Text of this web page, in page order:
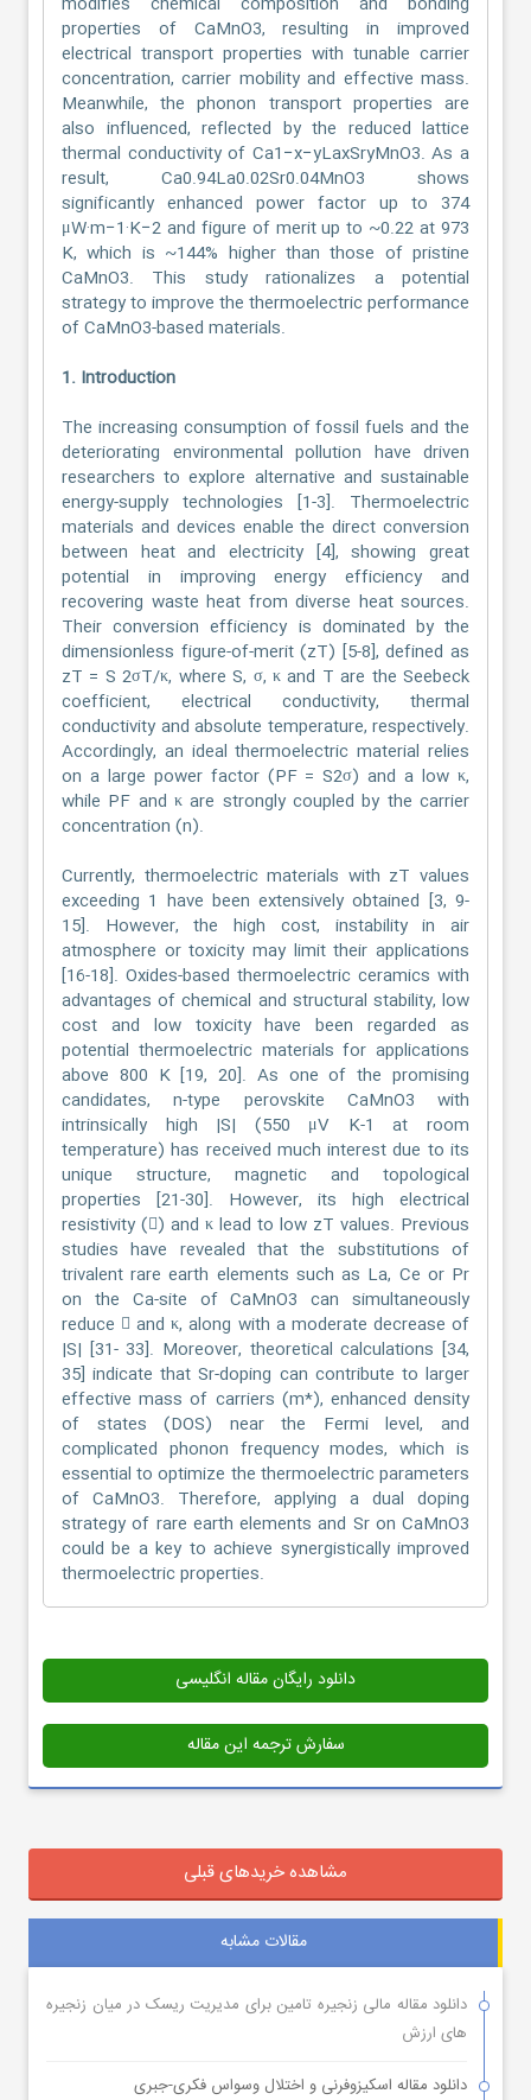
properties of CaMnO3, resulting in improved
electrical transport properties with tunable carrier
concentration, carrier mobility and effective mass.
Meanwhile, the phonon transport properties are
also influenced, reflected by the reduced lattice
thermal conductivity of Ca1−x−yLaxSryMnO3. As a
result, Ca0.94La0.02Sr0.04MnO3 shows
significantly enhanced power factor up to 374
μW·m−1·K−2 and figure of merit up to ~0.22 at 973
K, which is ~144% higher than those of pristine
CaMnO3. This study rationalizes a potential
strategy to improve the thermoelectric performance
of CaMnO3-based materials.
1. Introduction
The increasing consumption of fossil fuels and the
deteriorating environmental pollution have driven
researchers to explore alternative and sustainable
energy-supply technologies [1-3]. Thermoelectric
materials and devices enable the direct conversion
between heat and electricity [4], showing great
potential in improving energy efficiency and
recovering waste heat from diverse heat sources.
Their conversion efficiency is dominated by the
dimensionless figure-of-merit (zT) [5-8], defined as
zT = S 2σT/κ, where S, σ, κ and T are the Seebeck
coefficient, electrical conductivity, thermal
conductivity and absolute temperature, respectively.
Accordingly, an ideal thermoelectric material relies
on a large power factor (PF = S2σ) and a low κ,
while PF and κ are strongly coupled by the carrier
concentration (n).
Currently, thermoelectric materials with zT values
exceeding 1 have been extensively obtained [3, 9-
15]. However, the high cost, instability in air
atmosphere or toxicity may limit their applications
[16-18]. Oxides-based thermoelectric ceramics with
advantages of chemical and structural stability, low
cost and low toxicity have been regarded as
potential thermoelectric materials for applications
above 800 K [19, 20]. As one of the promising
candidates, n-type perovskite CaMnO3 with
intrinsically high |S| (550 μV K-1 at room
temperature) has received much interest due to its
unique structure, magnetic and topological
properties [21-30]. However, its high electrical
resistivity () and κ lead to low zT values. Previous
studies have revealed that the substitutions of
trivalent rare earth elements such as La, Ce or Pr
on the Ca-site of CaMnO3 can simultaneously
reduce  and κ, along with a moderate decrease of
|S| [31- 33]. Moreover, theoretical calculations [34,
35] indicate that Sr-doping can contribute to larger
effective mass of carriers (m*), enhanced density
of states (DOS) near the Fermi level, and
complicated phonon frequency modes, which is
essential to optimize the thermoelectric parameters
of CaMnO3. Therefore, applying a dual doping
strategy of rare earth elements and Sr on CaMnO3
could be a key to achieve synergistically improved
thermoelectric properties.
دانلود رایگان مقاله انگلیسی
سفارش ترجمه این مقاله
مشاهده خریدهای قبلی
مقالات مشابه
دانلود مقاله مالی زنجیره تامین برای مدیریت ریسک در میان زنجیره
های ارزش
دانلود مقاله اسکیزوفرنی و اختلال وسواس فکری-جبری